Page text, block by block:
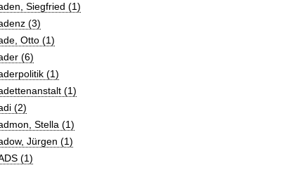
Siegfried (1)
(3)
Otto (1)
(6)
(1)
(1)
(2)
Stella (1)
Jürgen (1)
(1)